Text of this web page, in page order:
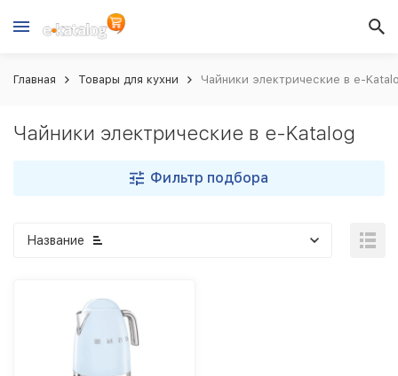
Главная Товары для кухни Чайники электрические в e-
Чайники электрические в e-Katalog
Фильтр подбора
Название